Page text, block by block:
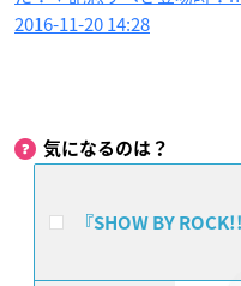
2016-11-20 14:28
気になるのは？
『SHOW BY ROCK!!